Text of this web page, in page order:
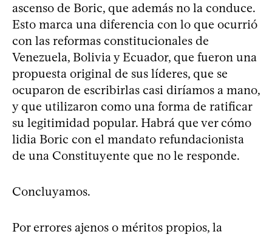
ascenso de Boric, que además no la conduce.
Esto marca una diferencia con lo que ocurrió
con las reformas constitucionales de
Venezuela, Bolivia y Ecuador, que fueron una
propuesta original de sus líderes, que se
ocuparon de escribirlas casi diríamos a mano,
y que utilizaron como una forma de ratificar
su legitimidad popular. Habrá que ver cómo
lidia Boric con el mandato refundacionista
de una Constituyente que no le responde.
Concluyamos.
Por errores ajenos o méritos propios, la